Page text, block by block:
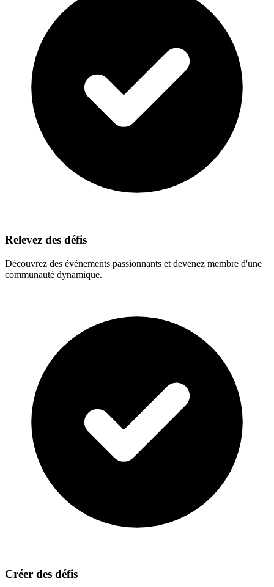
Relevez des défis
Découvrez des événements passionnants et devenez membre d'une
communauté dynamique.
Créer des défis